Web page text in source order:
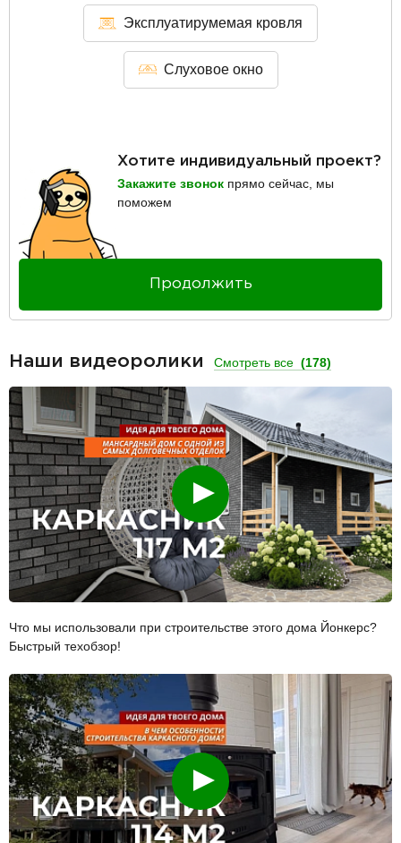
Эксплуатирумемая кровля
Слуховое окно
Хотите индивидуальный проект?
Закажите звонок прямо сейчас, мы
поможем
Продолжить
Наши видеоролики Смотреть все (178)
Смотреть
Что мы использовали при строительстве этого дома Йонкерс?
Быстрый техобзор!
Смотреть